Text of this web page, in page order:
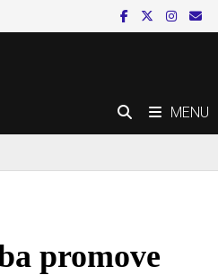
MENU
promove